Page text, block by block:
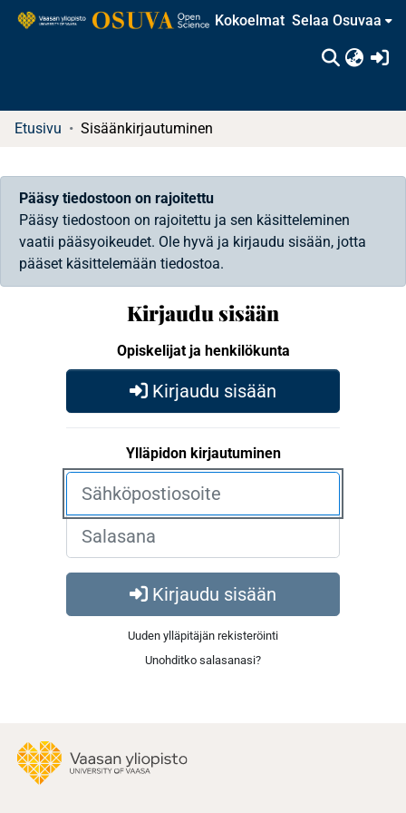
Kokoelmat Selaa Osuvaa
Etusivu Sisäänkirjautuminen
Pääsy tiedostoon on rajoitettu
Pääsy tiedostoon on rajoitettu ja sen käsitteleminen
vaatii pääsyoikeudet. Ole hyvä ja kirjaudu sisään, jotta
pääset käsittelemään tiedostoa.
Kirjaudu sisään
Opiskelijat ja henkilökunta
Kirjaudu sisään
Ylläpidon kirjautuminen
Kirjaudu sisään
Uuden ylläpitäjän rekisteröinti
Unohditko salasanasi?